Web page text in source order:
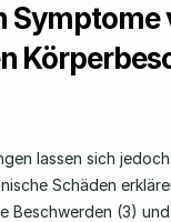
Symptome
lassen sich
Schäden
Beschwerden (3)